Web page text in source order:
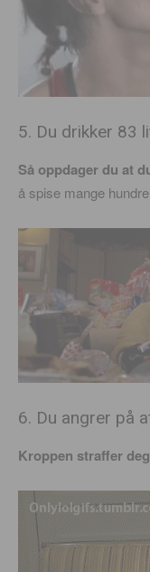
5. Du drikker 83
Så oppdager du at
å spise mange
6. Du angrer på
Kroppen straffer